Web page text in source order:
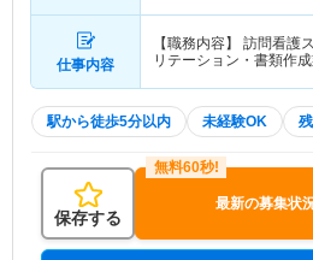
仕事内容
【職務内容】 訪問看護
リテーション・書類作
駅から徒歩5分以内 未経験OK
保存する
最新の募集状